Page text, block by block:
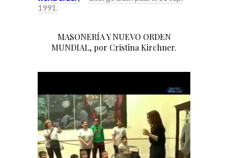
1991.
MASONERÍA Y NUEVO ORDEN
MUNDIAL, por Cristina Kirchner.